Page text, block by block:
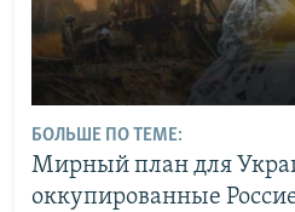
БОЛЬШЕ ПО ТЕМЕ:
Мирный план для
оккупированные